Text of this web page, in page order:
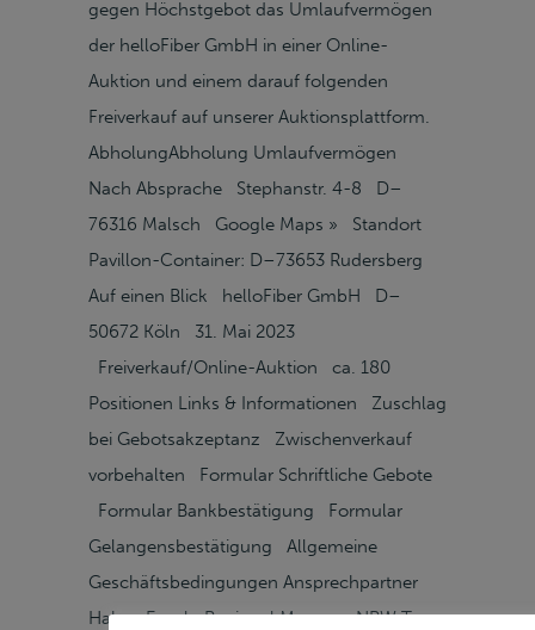
gegen Höchstgebot das Umlaufvermögen
der helloFiber GmbH in einer Online-
Auktion und einem darauf folgenden
Freiverkauf auf unserer Auktionsplattform.
AbholungAbholung Umlaufvermögen
Nach Absprache Stephanstr. 4-8 D–
76316 Malsch Google Maps » Standort
Pavillon-Container: D–73653 Rudersberg
Auf einen Blick helloFiber GmbH D–
50672 Köln 31. Mai 2023
Freiverkauf/Online-Auktion ca. 180
Positionen Links & Informationen Zuschlag
bei Gebotsakzeptanz Zwischenverkauf
vorbehalten Formular Schriftliche Gebote
Formular Bankbestätigung Formular
Gelangensbestätigung Allgemeine
Geschäftsbedingungen Ansprechpartner
Hakan Eroglu Regional Manager NRW T